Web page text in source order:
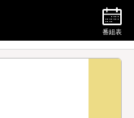
番組表